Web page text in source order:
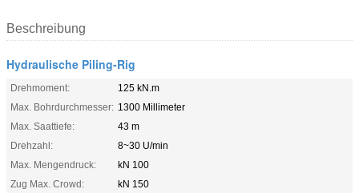
Beschreibung
Hydraulische Piling-Rig
Drehmoment:
125 kN.m
Max. Bohrdurchmesser: 1300 Millimeter
Max. Saattiefe:
43 m
Drehzahl:
8~30 U/min
Max. Mengendruck:
kN 100
Zug Max. Crowd:
kN 150